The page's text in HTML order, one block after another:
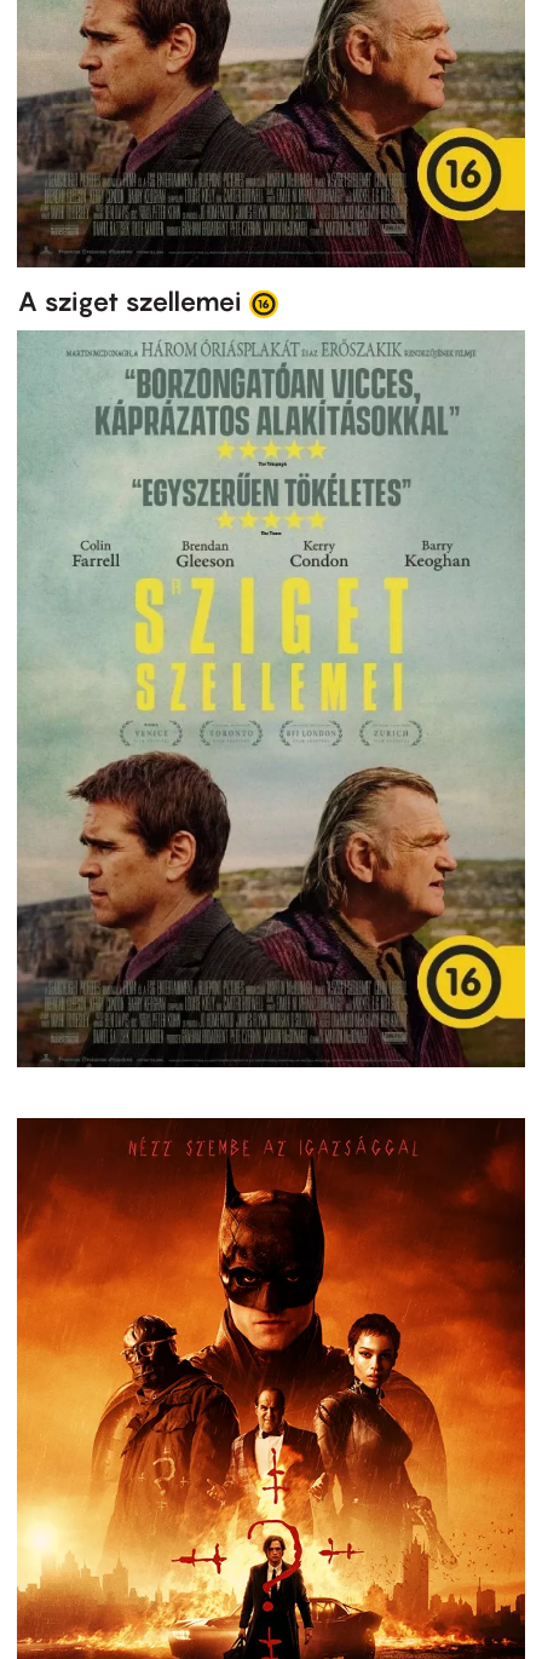
A sziget szellemei